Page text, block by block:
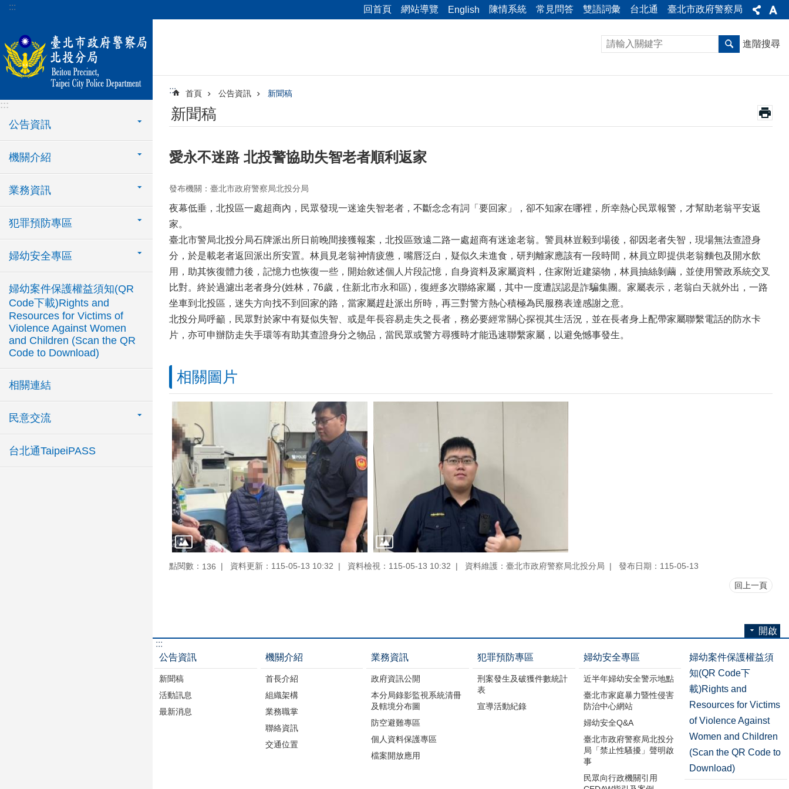
跳到主要內容區塊
::: 回首頁 網站導覽 English 陳情系統 常見問答 雙語詞彙 台北通 臺北市政府警察局
:::
公告資訊
機關介紹
業務資訊
犯罪預防專區
婦幼安全專區
婦幼案件保護權益須知(QR
Code下載)Rights and
Resources for Victims of
Violence Against Women
and Children (Scan the QR
Code to Download)
相關連結
民意交流
台北通TaipeiPASS
進階搜尋
::: 首頁 公告資訊 新聞稿
新聞稿
愛永不迷路 北投警協助失智老者順利返家
發布機關：臺北市政府警察局北投分局
夜幕低垂，北投區一處超商內，民眾發現一迷途失智老者，不斷念念有詞「要回家」，卻不知家在哪裡，所幸熱心民眾報警，才幫助老翁平安返
家。
臺北市警局北投分局石牌派出所日前晚間接獲報案，北投區致遠二路一處超商有迷途老翁。警員林豈毅到場後，卻因老者失智，現場無法查證身
分，於是載老者返回派出所安置。林員見老翁神情疲憊，嘴唇泛白，疑似久未進食，研判離家應該有一段時間，林員立即提供老翁麵包及開水飲
用，助其恢復體力後，記憶力也恢復一些，開始敘述個人片段記憶，自身資料及家屬資料，住家附近建築物，林員抽絲剝繭，並使用警政系統交叉
比對。終於過濾出老者身分(姓林，76歲，住新北市永和區)，復經多次聯絡家屬，其中一度遭誤認是詐騙集團。家屬表示，老翁白天就外出，一路
坐車到北投區，迷失方向找不到回家的路，當家屬趕赴派出所時，再三對警方熱心積極為民服務表達感謝之意。
北投分局呼籲，民眾對於家中有疑似失智、或是年長容易走失之長者，務必要經常關心探視其生活況，並在長者身上配帶家屬聯繫電話的防水卡
片，亦可申辦防走失手環等有助其查證身分之物品，當民眾或警方尋獲時才能迅速聯繫家屬，以避免憾事發生。
相關圖片
點閱數： 136 資料更新：115-05-13 10:32 資料檢視：115-05-13 10:32 資料維護：臺北市政府警察局北投分局 發布日期：115-05-13
回上一頁
開啟
:::
公告資訊
新聞稿
活動訊息
最新消息
機關介紹
首長介紹
組織架構
業務職掌
聯絡資訊
交通位置
業務資訊
政府資訊公開
本分局錄影監視系統清冊
及轄境分布圖
防空避難專區
個人資料保護專區
檔案開放應用
犯罪預防專區
刑案發生及破獲件數統計
表
宣導活動紀錄
婦幼安全專區
近半年婦幼安全警示地點
臺北市家庭暴力暨性侵害
防治中心網站
婦幼安全Q&A
臺北市政府警察局北投分
局「禁止性騷擾」聲明啟
事
民眾向行政機關引用
婦幼案件保護權益須
知(QR Code下
載)Rights and
Resources for Victims
of Violence Against
Women and Children
(Scan the QR Code to
Download)